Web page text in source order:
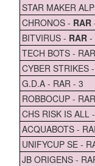
STAR MAKER
CHRONOS - RAR
BITVIRUS - RAR-
TECH BOTS -
CYBER STRIKES
G.D.A - RAR - 3
ROBBOCUP -
CHS RISK IS ALL
ACQUABOTS -
UNIFYCUP SE -
JB ORIGENS -